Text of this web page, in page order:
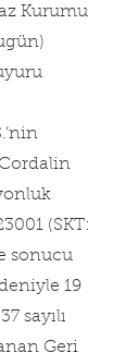
Kurumu
(SKT:
sonucu
19
sayılı
Geri